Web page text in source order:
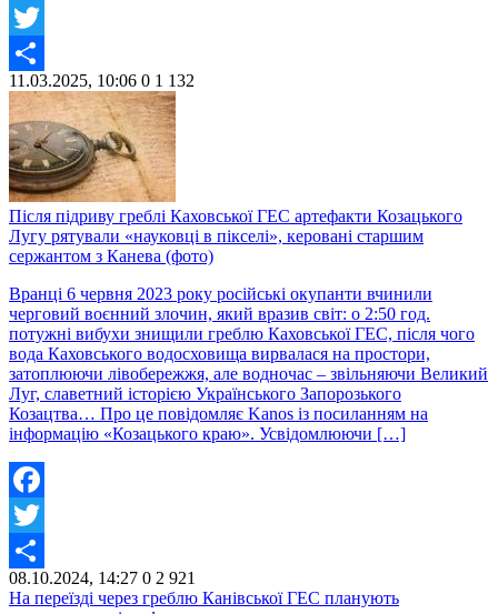
Facebook
Twitter
Share
11.03.2025, 10:06 0 1 132
Після підриву греблі Каховської ГЕС артефакти Козацького
Лугу рятували «науковці в пікселі», керовані старшим
сержантом з Канева (фото)
Вранці 6 червня 2023 року російські окупанти вчинили
черговий воєнний злочин, який вразив світ: о 2:50 год.
потужні вибухи знищили греблю Каховської ГЕС, після чого
вода Каховського водосховища вирвалася на простори,
затоплюючи лівобережжя, але водночас – звільняючи Великий
Луг, славетний історією Українського Запорозького
Козацтва… Про це повідомляє Kanos із посиланням на
інформацію «Козацького краю». Усвідомлюючи […]
Facebook
Twitter
Share
08.10.2024, 14:27 0 2 921
На переїзді через греблю Канівської ГЕС планують